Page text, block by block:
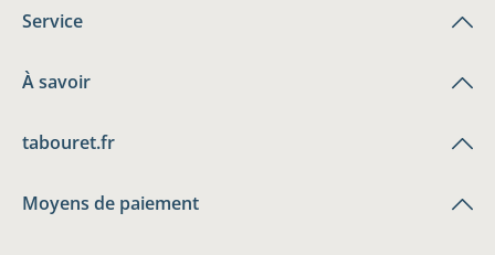
Service
À savoir
tabouret.fr
Moyens de paiement